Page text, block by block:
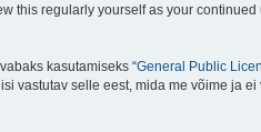
this regularly yourself as your continued
kasutamiseks “General Public
vastutav selle eest, mida me võime ja ei